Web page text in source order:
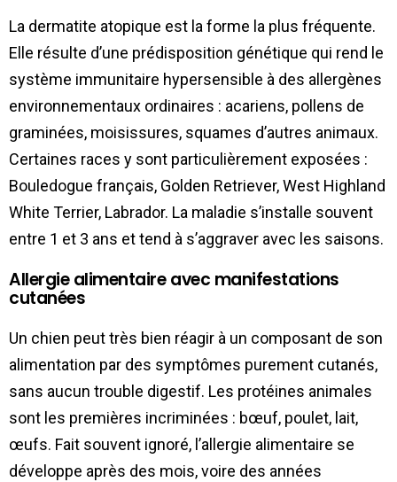
La dermatite atopique est la forme la plus fréquente.
Elle résulte d’une prédisposition génétique qui rend le
système immunitaire hypersensible à des allergènes
environnementaux ordinaires : acariens, pollens de
graminées, moisissures, squames d’autres animaux.
Certaines races y sont particulièrement exposées :
Bouledogue français, Golden Retriever, West Highland
White Terrier, Labrador. La maladie s’installe souvent
entre 1 et 3 ans et tend à s’aggraver avec les saisons.
Allergie alimentaire avec manifestations
cutanées
Un chien peut très bien réagir à un composant de son
alimentation par des symptômes purement cutanés,
sans aucun trouble digestif. Les protéines animales
sont les premières incriminées : bœuf, poulet, lait,
œufs. Fait souvent ignoré, l’allergie alimentaire se
développe après des mois, voire des années